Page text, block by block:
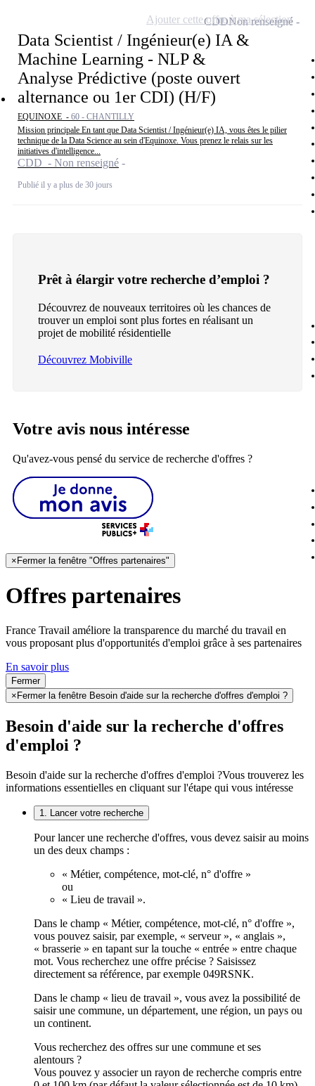
Data Scientist / Ingénieur(e) IA &
Machine Learning - NLP &
Analyse Prédictive (poste ouvert
alternance ou 1er CDI) (H/F)
EQUINOXE - 60 - CHANTILLY
Mission principale En tant que Data Scientist / Ingénieur(e) IA, vous êtes le pilier
technique de la Data Science au sein d'Equinoxe. Vous prenez le relais sur les
initiatives d'intelligence...
CDD - Non renseigné
Publié il y a plus de 30 jours
CDDNon renseigné
Ajouter cette offre à ma sélection
Prêt à élargir votre recherche d’emploi ?
Découvrez de nouveaux territoires où les chances de
trouver un emploi sont plus fortes en réalisant un
projet de mobilité résidentielle
Découvrez Mobiville
Votre avis nous intéresse
Qu'avez-vous pensé du service de recherche d'offres ?
× Fermer la fenêtre "Offres partenaires"
Offres partenaires
France Travail améliore la transparence du marché du travail en
vous proposant plus d'opportunités d'emploi grâce à ses partenaires
En savoir plus
Fermer
× Fermer la fenêtre Besoin d'aide sur la recherche d'offres d'emploi ?
Besoin d'aide sur la recherche d'offres
d'emploi ?
Besoin d'aide sur la recherche d'offres d'emploi ?Vous trouverez les
informations essentielles en cliquant sur l'étape qui vous intéresse
1. Lancer votre recherche
Pour lancer une recherche d'offres, vous devez saisir au moins
un des deux champs :
« Métier, compétence, mot-clé, n° d'offre »
ou
« Lieu de travail ».
Dans le champ « Métier, compétence, mot-clé, n° d'offre »,
vous pouvez saisir, par exemple, « serveur », « anglais »,
« brasserie » en tapant sur la touche « entrée » entre chaque
mot. Vous recherchez une offre précise ? Saisissez
directement sa référence, par exemple 049RSNK.
Dans le champ « lieu de travail », vous avez la possibilité de
saisir une commune, un département, une région, un pays ou
un continent.
Vous recherchez des offres sur une commune et ses
alentours ?
Vous pouvez y associer un rayon de recherche compris entre